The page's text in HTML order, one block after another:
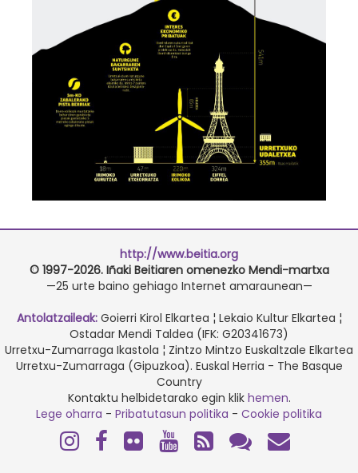
http://www.beitia.org
© 1997-2026. Iñaki Beitiaren omenezko Mendi-martxa
—25 urte baino gehiago Internet amaraunean—
Antolatzaileak:Goierri Kirol Elkartea ¦ Lekaio Kultur Elkartea ¦
Ostadar Mendi Taldea (IFK: G20341673)
Urretxu-Zumarraga Ikastola ¦ Zintzo Mintzo Euskaltzale Elkartea
Urretxu-Zumarraga (Gipuzkoa). Euskal Herria - The Basque
Country
Kontaktu helbidetarako egin klik hemen.
Lege oharra - Pribatutasun politika - Cookie politika